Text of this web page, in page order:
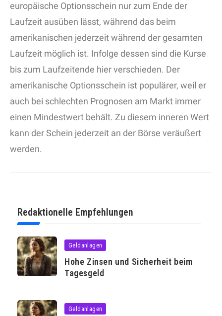
europäische Optionsschein nur zum Ende der
Laufzeit ausüben lässt, während das beim
amerikanischen jederzeit während der gesamten
Laufzeit möglich ist. Infolge dessen sind die Kurse
bis zum Laufzeitende hier verschieden. Der
amerikanische Optionsschein ist populärer, weil er
auch bei schlechten Prognosen am Markt immer
einen Mindestwert behält. Zu diesem inneren Wert
kann der Schein jederzeit an der Börse veräußert
werden.
Redaktionelle Empfehlungen
Geldanlagen
Hohe Zinsen und Sicherheit beim
Tagesgeld
Geldanlagen